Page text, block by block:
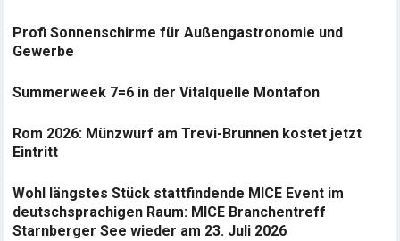
Profi Sonnenschirme für Außengastronomie und
Gewerbe
Summerweek 7=6 in der Vitalquelle Montafon
Rom 2026: Münzwurf am Trevi-Brunnen kostet jetzt
Eintritt
Wohl längstes Stück stattfindende MICE Event im
deutschsprachigen Raum: MICE Branchentreff
Starnberger See wieder am 23. Juli 2026